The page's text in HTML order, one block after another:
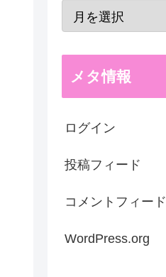
メタ情報
ログイン
投稿フィード
コメントフィード
WordPress.org